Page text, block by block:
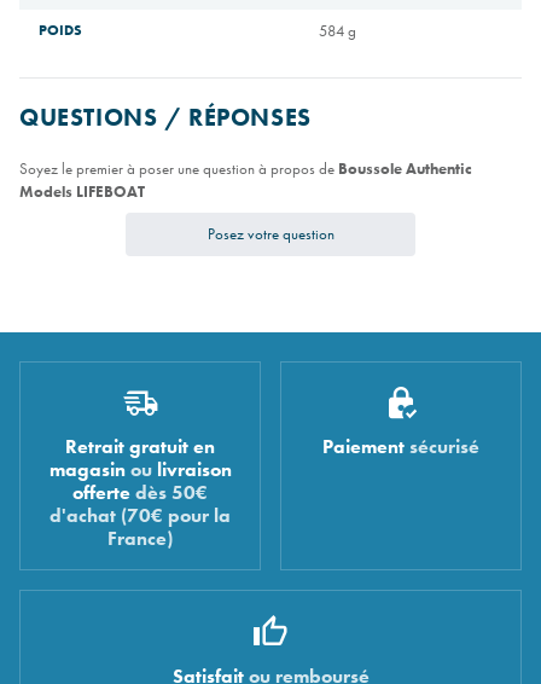
POIDS 584 g
QUESTIONS / RÉPONSES
Soyez le premier à poser une question à propos de Boussole Authentic
Models LIFEBOAT
Posez votre question
Retrait gratuit en
magasinou livraison
offerte dès 50€
d'achat (70€ pour la
France)
Paiement sécurisé
Satisfaitou remboursé